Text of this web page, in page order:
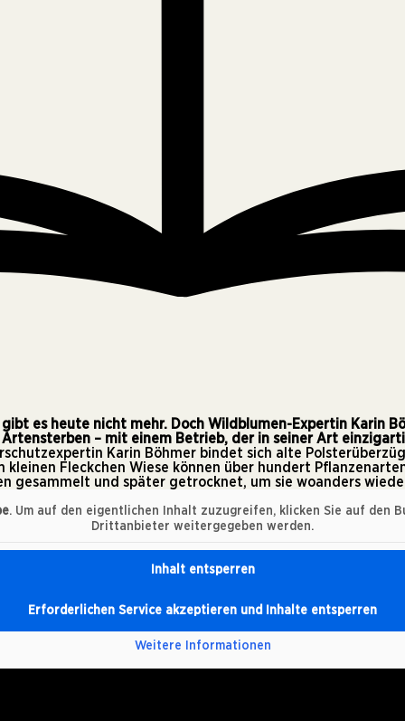
es heute nicht mehr. Doch Wildblumen-Expertin Karin
– mit einem Betrieb, der in seiner Art
Karin Böhmer bindet sich alte
Fleckchen Wiese können über hundert
gesammelt und später getrocknet, um sie woanders
. Um auf den eigentlichen Inhalt zuzugreifen, klicken Sie auf den
Drittanbieter weitergegeben werden.
Inhalt entsperren
Erforderlichen Service akzeptieren und Inhalte entsperren
Weitere Informationen